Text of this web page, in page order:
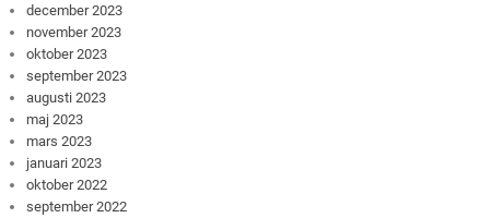
december 2023
november 2023
oktober 2023
september 2023
augusti 2023
maj 2023
mars 2023
januari 2023
oktober 2022
september 2022